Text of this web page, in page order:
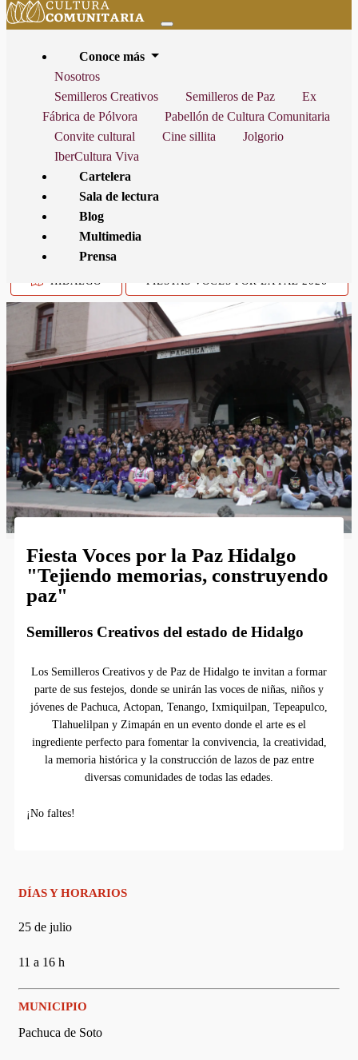
Conoce más
Nosotros
Semilleros Creativos
Semilleros de Paz
Ex
Fábrica de Pólvora
Pabellón de Cultura Comunitaria
Convite cultural
Cine sillita
Jolgorio
IberCultura Viva
Cartelera
Sala de lectura
Blog
Multimedia
Prensa
CARTELERA
FIESTA VOCES POR LA PAZ HIDALGO
"TEJIENDO MEMORIAS, CONSTRUYENDO PAZ"
ESTA ACTIVIDAD YA NO ESTÁ VIGENTE, FINALIZÓ EL
25 DE JULIO DE 2026
HIDALGO FIESTAS VOCES POR LA PAZ 2026
Fiesta Voces por la Paz Hidalgo
"Tejiendo memorias, construyendo
paz"
Semilleros Creativos del estado de Hidalgo
Los Semilleros Creativos y de Paz de Hidalgo te invitan a formar
parte de sus festejos, donde se unirán las voces de niñas, niños y
jóvenes de Pachuca, Actopan, Tenango, Ixmiquilpan, Tepeapulco,
Tlahuelilpan y Zimapán en un evento donde el arte es el
ingrediente perfecto para fomentar la convivencia, la creatividad,
la memoria histórica y la construcción de lazos de paz entre
diversas comunidades de todas las edades.
¡No faltes!
DÍAS Y HORARIOS
25 de julio
11 a 16 h
MUNICIPIO
Pachuca de Soto